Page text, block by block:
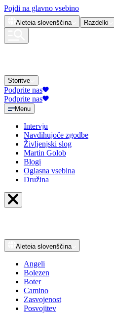
Pojdi na glavno vsebino
Aleteia slovenščina Razdelki
Storitve
Podprite nas
Podprite nas
Menu
Intervju
Navdihujoče zgodbe
Življenjski slog
Martin Golob
Blogi
Oglasna vsebina
Družina
Aleteia slovenščina
Angeli
Bolezen
Boter
Camino
Zasvojenost
Posvojitev